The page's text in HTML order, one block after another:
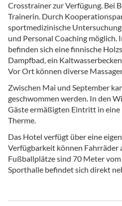
Crosstrainer zur Verfügung. Bei
Trainerin. Durch
sportmedizinische
und Personal Coaching möglich.
befinden sich eine finnische
Dampfbad, ein
Vor Ort können diverse
Zwischen Mai und September
geschwommen werden. In den
Gäste ermäßigten Eintritt in
Therme.
Das Hotel verfügt über eine
Verfügbarkeit können Fahrräder
Fußballplätze sind 70 Meter
Sporthalle befindet sich direkt